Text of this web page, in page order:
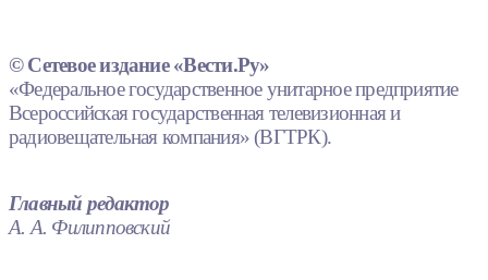
© Сетевое издание «Вести.Ру»
«Федеральное государственное унитарное предприятие
Всероссийская государственная телевизионная и
радиовещательная компания» (ВГТРК).
Главный редактор
А. А. Филипповский